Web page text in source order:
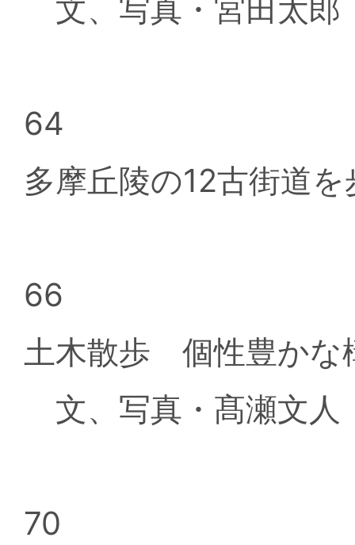
文、写真・宮田太郎
64
多摩丘陵の12古街道を
66
土木散歩 個性豊かな
文、写真・髙瀬文人
70